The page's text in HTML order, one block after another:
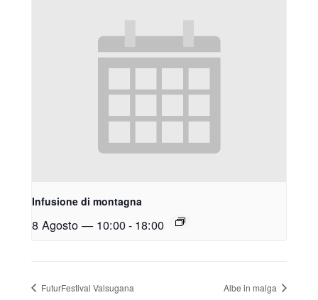
Infusione di montagna
8 Agosto — 10:00- 18:00
FuturFestival Valsugana Albe in malga